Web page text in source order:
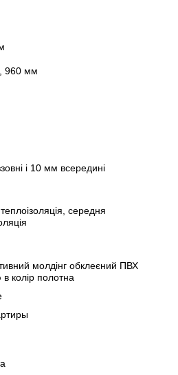
960 мм
і 10 мм всередині
середня
молдінг обклеєний ПВХ
в колір полотна